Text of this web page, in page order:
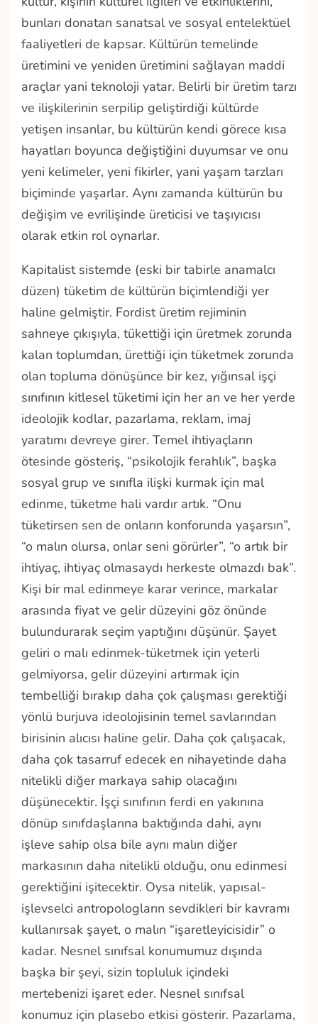
bunları donatan sanatsal ve sosyal entelektüel
faaliyetleri de kapsar. Kültürün temelinde
üretimini ve yeniden üretimini sağlayan maddi
araçlar yani teknoloji yatar. Belirli bir üretim tarzı
ve ilişkilerinin serpilip geliştirdiği kültürde
yetişen insanlar, bu kültürün kendi görece kısa
hayatları boyunca değiştiğini duyumsar ve onu
yeni kelimeler, yeni fikirler, yani yaşam tarzları
biçiminde yaşarlar. Aynı zamanda kültürün bu
değişim ve evrilişinde üreticisi ve taşıyıcısı
olarak etkin rol oynarlar.
Kapitalist sistemde (eski bir tabirle anamalcı
düzen) tüketim de kültürün biçimlendiği yer
haline gelmiştir. Fordist üretim rejiminin
sahneye çıkışıyla, tükettiği için üretmek zorunda
kalan toplumdan, ürettiği için tüketmek zorunda
olan topluma dönüşünce bir kez, yığınsal işçi
sınıfının kitlesel tüketimi için her an ve her yerde
ideolojik kodlar, pazarlama, reklam, imaj
yaratımı devreye girer. Temel ihtiyaçların
ötesinde gösteriş, “psikolojik ferahlık”, başka
sosyal grup ve sınıfla ilişki kurmak için mal
edinme, tüketme hali vardır artık. “Onu
tüketirsen sen de onların konforunda yaşarsın”,
“o malın olursa, onlar seni görürler”, “o artık bir
ihtiyaç, ihtiyaç olmasaydı herkeste olmazdı bak”.
Kişi bir mal edinmeye karar verince, markalar
arasında fiyat ve gelir düzeyini göz önünde
bulundurarak seçim yaptığını düşünür. Şayet
geliri o malı edinmek-tüketmek için yeterli
gelmiyorsa, gelir düzeyini artırmak için
tembelliği bırakıp daha çok çalışması gerektiği
yönlü burjuva ideolojisinin temel savlarından
birisinin alıcısı haline gelir. Daha çok çalışacak,
daha çok tasarruf edecek en nihayetinde daha
nitelikli diğer markaya sahip olacağını
düşünecektir. İşçi sınıfının ferdi en yakınına
dönüp sınıfdaşlarına baktığında dahi, aynı
işleve sahip olsa bile aynı malın diğer
markasının daha nitelikli olduğu, onu edinmesi
gerektiğini işitecektir. Oysa nitelik, yapısal-
işlevselci antropologların sevdikleri bir kavramı
kullanırsak şayet, o malın “işaretleyicisidir” o
kadar. Nesnel sınıfsal konumumuz dışında
başka bir şeyi, sizin topluluk içindeki
mertebenizi işaret eder. Nesnel sınıfsal
konumuz için plasebo etkisi gösterir. Pazarlama,